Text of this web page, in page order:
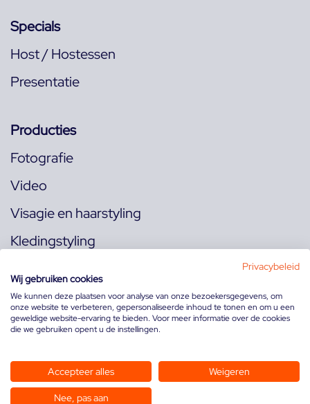
Specials
Host / Hostessen
Presentatie
Producties
Fotografie
Video
Visagie en haarstyling
Kledingstyling
Volg ons op:
Privacybeleid
Wij gebruiken cookies
We kunnen deze plaatsen voor analyse van onze bezoekersgegevens, om
onze website te verbeteren, gepersonaliseerde inhoud te tonen en om u een
geweldige website-ervaring te bieden. Voor meer informatie over de cookies
die we gebruiken opent u de instellingen.
Accepteer alles Weigeren
Nee, pas aan